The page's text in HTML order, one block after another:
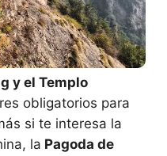
y el Templo
obligatorios para
si te interesa la
la Pagoda de